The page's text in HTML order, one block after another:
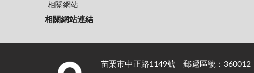
相關網站
相關網站連結
苗栗市中正路1149號 郵遞區號：360012